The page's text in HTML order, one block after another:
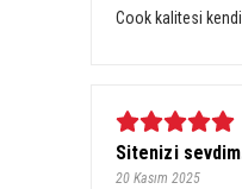
Cook kalitesi
Sitenizi
20 Kasım 2025